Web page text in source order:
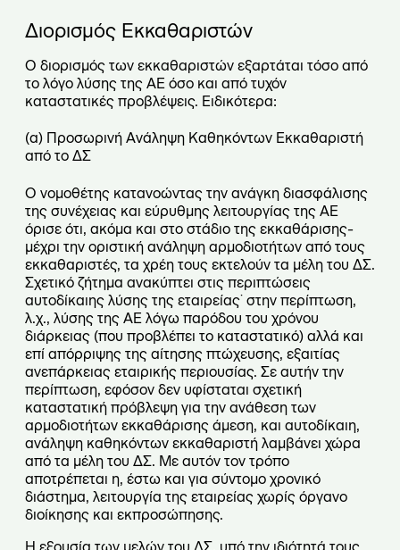
Διορισμός Εκκαθαριστών
Ο διορισμός των εκκαθαριστών εξαρτάται τόσο από
το λόγο λύσης της ΑΕ όσο και από τυχόν
καταστατικές προβλέψεις. Ειδικότερα:
(α) Προσωρινή Ανάληψη Καθηκόντων Εκκαθαριστή
από το ΔΣ
Ο νομοθέτης κατανοώντας την ανάγκη διασφάλισης
της συνέχειας και εύρυθμης λειτουργίας της ΑΕ
όρισε ότι, ακόμα και στο στάδιο της εκκαθάρισης-
μέχρι την οριστική ανάληψη αρμοδιοτήτων από τους
εκκαθαριστές, τα χρέη τους εκτελούν τα μέλη του ΔΣ.
Σχετικό ζήτημα ανακύπτει στις περιπτώσεις
αυτοδίκαιης λύσης της εταιρείας˙ στην περίπτωση,
λ.χ., λύσης της ΑΕ λόγω παρόδου του χρόνου
διάρκειας (που προβλέπει το καταστατικό) αλλά και
επί απόρριψης της αίτησης πτώχευσης, εξαιτίας
ανεπάρκειας εταιρικής περιουσίας. Σε αυτήν την
περίπτωση, εφόσον δεν υφίσταται σχετική
καταστατική πρόβλεψη για την ανάθεση των
αρμοδιοτήτων εκκαθάρισης άμεση, και αυτοδίκαιη,
ανάληψη καθηκόντων εκκαθαριστή λαμβάνει χώρα
από τα μέλη του ΔΣ. Με αυτόν τον τρόπο
αποτρέπεται η, έστω και για σύντομο χρονικό
διάστημα, λειτουργία της εταιρείας χωρίς όργανο
διοίκησης και εκπροσώπησης.
Η εξουσία των μελών του ΔΣ, υπό την ιδιότητά τους